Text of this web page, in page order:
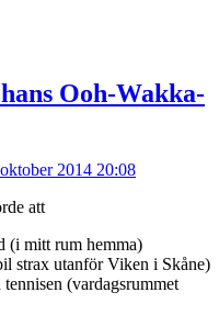
Ooh-Wakka-
2014 20:08
att
(i mitt rum hemma)
strax utanför Viken i Skåne)
(vardagsrummet